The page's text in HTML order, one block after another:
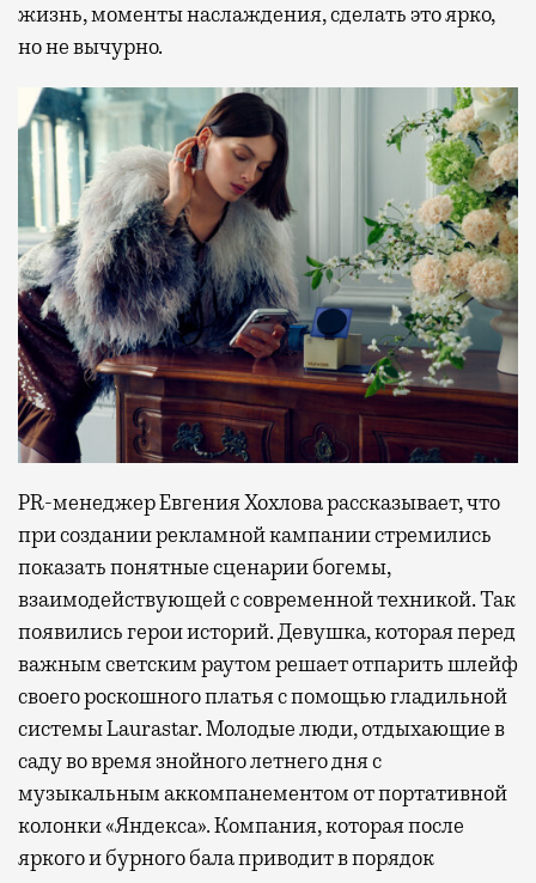
жизнь, моменты наслаждения, сделать это ярко,
но не вычурно.
PR-менеджер Евгения Хохлова рассказывает, что
при создании рекламной кампании стремились
показать понятные сценарии богемы,
взаимодействующей с современной техникой. Так
появились герои историй. Девушка, которая перед
важным светским раутом решает отпарить шлейф
своего роскошного платья с помощью гладильной
системы Laurastar. Молодые люди, отдыхающие в
саду во время знойного летнего дня с
музыкальным аккомпанементом от портативной
колонки «Яндекса». Компания, которая после
яркого и бурного бала приводит в порядок